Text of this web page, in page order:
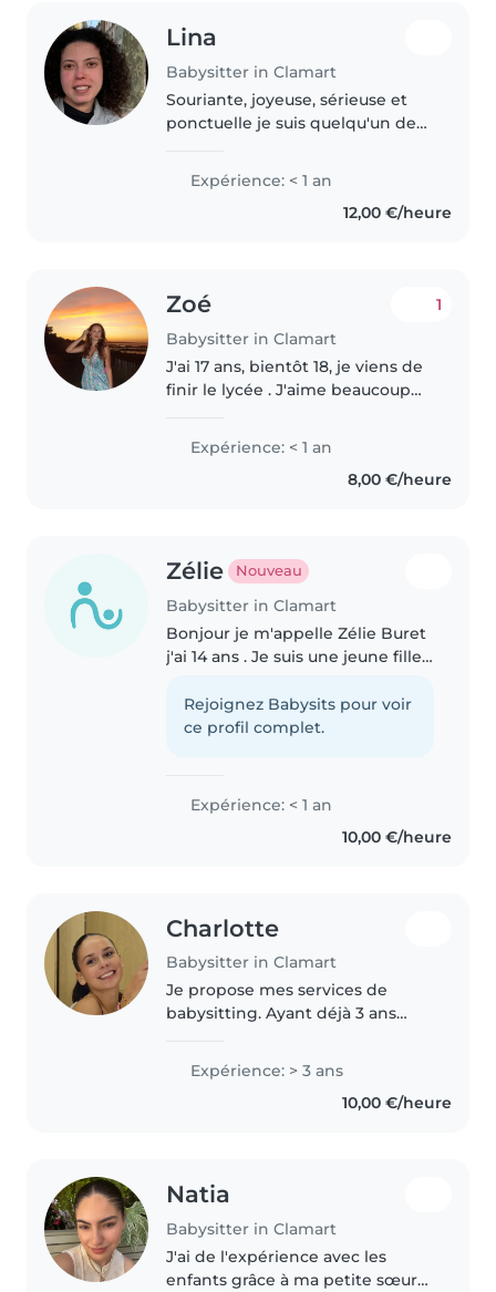
Lina
Babysitter in Clamart
Souriante, joyeuse, sérieuse et
ponctuelle je suis quelqu'un de
à le contact facile avec eux. vous
pourrez me confier vos enfants
Expérience: < 1 an
12,00 €/heure
Zoé
Babysitter in Clamart
1
J'ai 17 ans, bientôt 18, je viens de
finir le lycée . J'aime beaucoup
enfants, je suis très créative et à
l'écoute, et je m'adapte
facilement. Je suis aussi..
Expérience: < 1 an
8,00 €/heure
Zélie Nouveau
Babysitter in Clamart
Bonjour je m'appelle Zélie Buret
j'ai 14 ans . Je suis une jeune fille
empathique et drôle . J'adore
passer du temps avec des
Rejoignez Babysits pour voir
ce profil complet.
Expérience: < 1 an
10,00 €/heure
Charlotte
Babysitter in Clamart
Je propose mes services de
babysitting. Ayant déjà 3 ans
d'enfants, je suis une personne
responsable, attentionnée et à
l'écoute de leurs besoins. Étant..
Expérience: > 3 ans
10,00 €/heure
Natia
Babysitter in Clamart
J'ai de l'expérience avec les
enfants grâce à ma petite sœur